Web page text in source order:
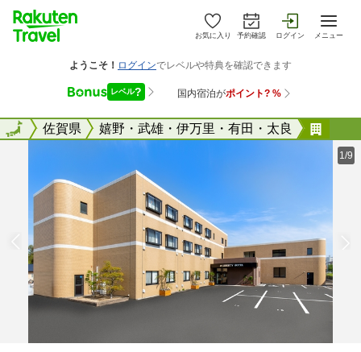
お気に入り 予約確認 ログイン メニュー
全国佐賀県 嬉野・武雄・伊万里・有田・太良
全国
1/9